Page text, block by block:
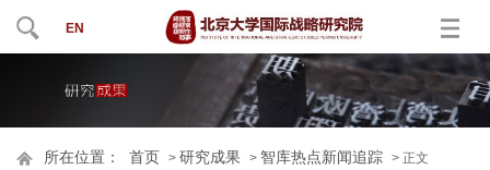
EN
所在位置： 首页 >研究成果 > 智库热点新闻追踪 > 正文